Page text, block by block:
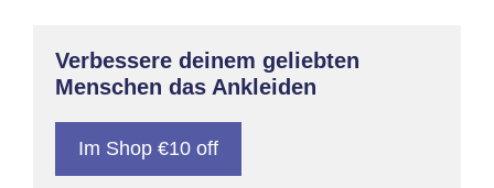
Verbessere deinem geliebten
Menschen das Ankleiden
Im Shop €10 off